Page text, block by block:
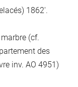
1862'.
(cf.
des
inv. AO 4951)